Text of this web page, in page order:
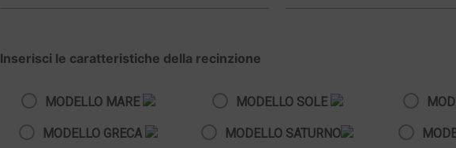
Inserisci le caratteristiche della recinzione
MODELLO MARE MODELLO SOLE
MODELLO GRECA MODELLO SATURNO